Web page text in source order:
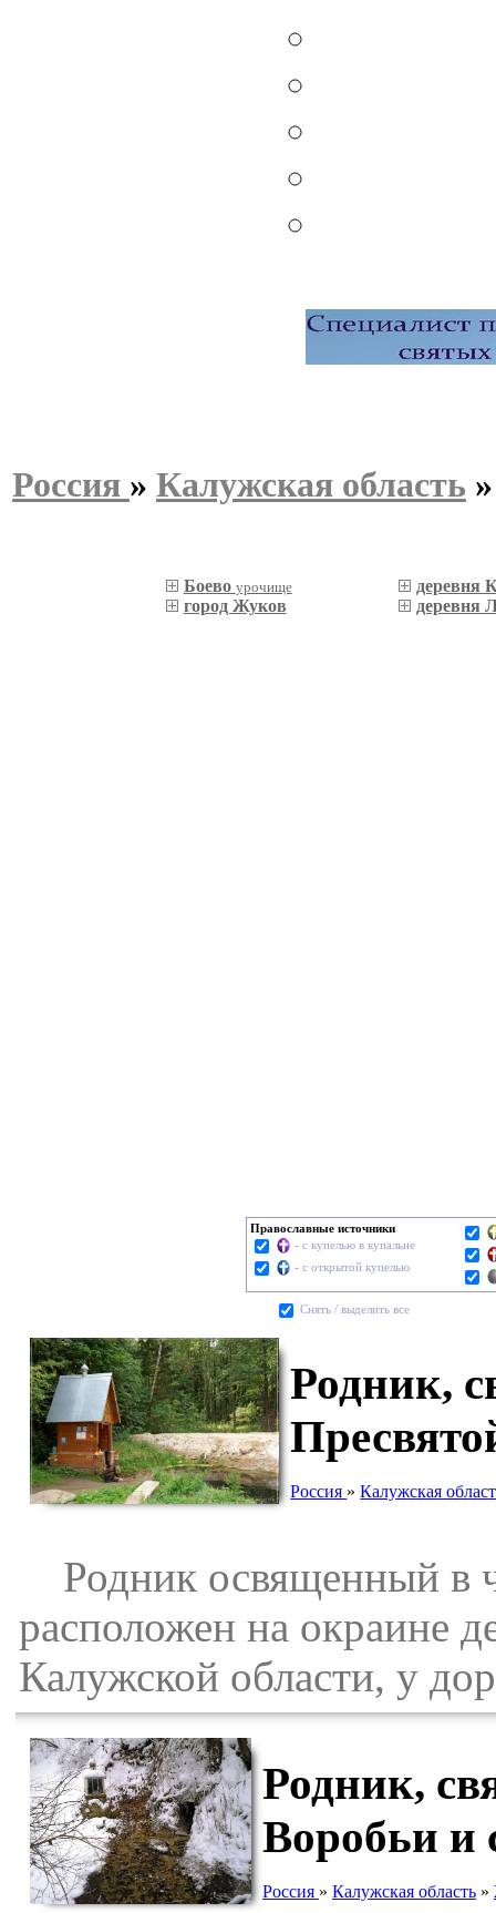
Россия » Калужская область
Боево урочище
город Жуков
деревня
деревня
Православные источники
- с купелью в купальне
- с открытой купелью
Cнять / выделить все
Родник,
Россия »Калужская
Родник освященный в
расположен на окраине
Калужской области, у
Родник,
Воробьи и
Россия » Калужская область »